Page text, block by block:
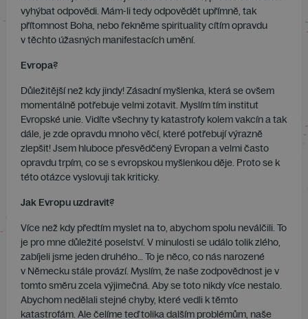
vyhýbat odpovědi. Mám-li tedy odpovědět upřímně, tak
přítomnost Boha, nebo řekněme spirituality cítím opravdu
v těchto úžasných manifestacích umění.
Evropa?
Důležitější než kdy jindy! Zásadní myšlenka, která se ovšem
momentálně potřebuje velmi zotavit. Myslím tím institut
Evropské unie. Vidíte všechny ty katastrofy kolem vakcín a tak
dále, je zde opravdu mnoho věcí, které potřebují výrazně
zlepšit! Jsem hluboce přesvědčený Evropan a velmi často
opravdu trpím, co se s evropskou myšlenkou děje. Proto se k
této otázce vyslovuji tak kriticky.
Jak Evropu uzdravit?
Více než kdy předtím myslet na to, abychom spolu neválčili. To
je pro mne důležité poselství. V minulosti se událo tolik zlého,
zabíjeli jsme jeden druhého… To je něco, co nás narozené
v Německu stále provází. Myslím, že naše zodpovědnost je v
tomto směru zcela výjimečná. Aby se toto nikdy více nestalo.
Abychom nedělali stejné chyby, které vedli k těmto
katastrofám. Ale čelíme teď tolika dalším problémům, naše